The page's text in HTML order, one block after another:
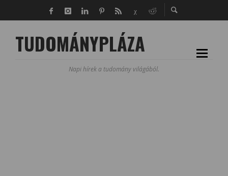
TUDOMÁNYPLÁZA
Napi hírek a tudomány világából.